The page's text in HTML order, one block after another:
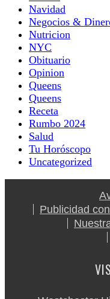
Navidad
Negocios &
Nutricion
NYC
Obituario
Opinion
Queens
Queens
Receta
Rumbo 2024
Salud
Tu Horóscopo
Uncategorized
Publicidad